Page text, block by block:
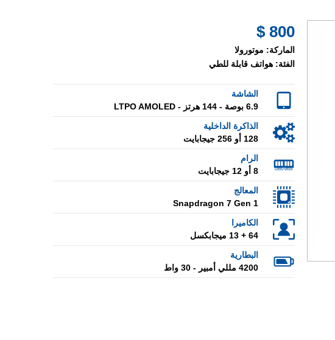
800 $
الماركة: موتورولا
الفئة: هواتف قابلة للطي
الشاشة
6.9 بوصة - 144 هرتز - LTPO AMOLED
الذاكرة الداخلية
128 أو 256 جيجابايت
الرام
8 أو 12 جيجابايت
المعالج
Snapdragon 7 Gen 1
الكاميرا
64 + 13 ميجابكسل
البطارية
4200 مللي أمبير - 30 واط